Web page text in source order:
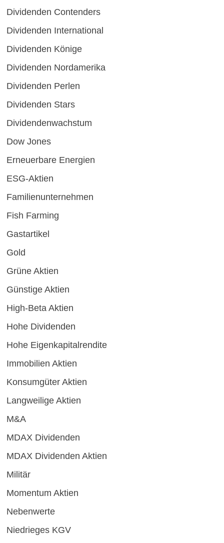
Dividenden Contenders
Dividenden International
Dividenden Könige
Dividenden Nordamerika
Dividenden Perlen
Dividenden Stars
Dividendenwachstum
Dow Jones
Erneuerbare Energien
ESG-Aktien
Familienunternehmen
Fish Farming
Gastartikel
Gold
Grüne Aktien
Günstige Aktien
High-Beta Aktien
Hohe Dividenden
Hohe Eigenkapitalrendite
Immobilien Aktien
Konsumgüter Aktien
Langweilige Aktien
M&A
MDAX Dividenden
MDAX Dividenden Aktien
Militär
Momentum Aktien
Nebenwerte
Niedrieges KGV